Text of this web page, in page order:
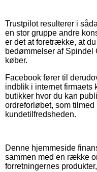
Trustpilot resulterer i
en stor gruppe andre
er det at foretrække, at
bedømmelser af Spindel
køber.
Facebook fører til
indblik i internet firmaets
butikker hvor du kan
ordreforløbet, som
kundetilfredsheden.
Denne hjemmeside
sammen med en række
forretningernes